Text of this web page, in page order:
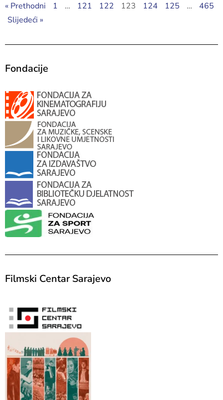
« Prethodni 1 … 121 122 123 124 125 …
465
Slijedeći »
Fondacije
Filmski Centar Sarajevo